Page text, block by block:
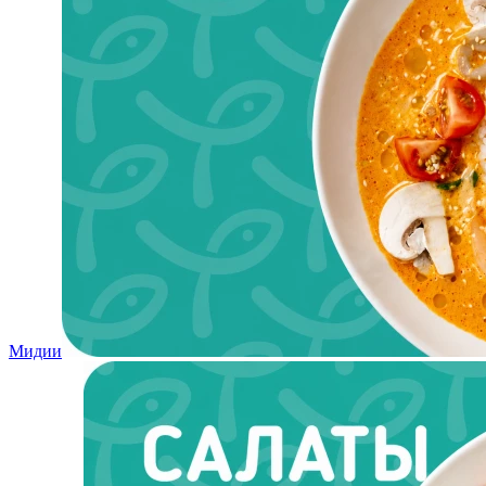
Мидии